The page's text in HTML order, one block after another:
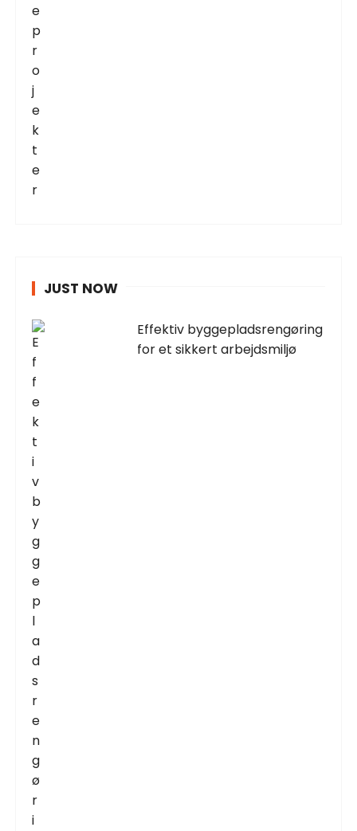
JUST NOW
Effektiv byggepladsrengøring
for et sikkert arbejdsmiljø